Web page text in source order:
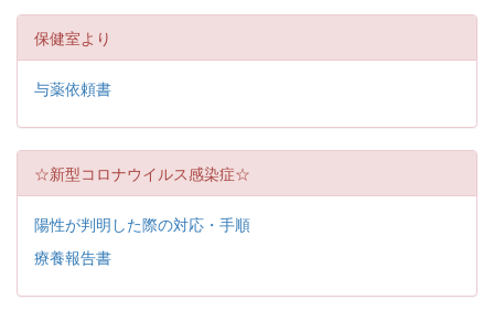
保健室より
与薬依頼書
☆新型コロナウイルス感染症☆
陽性が判明した際の対応・手順
療養報告書